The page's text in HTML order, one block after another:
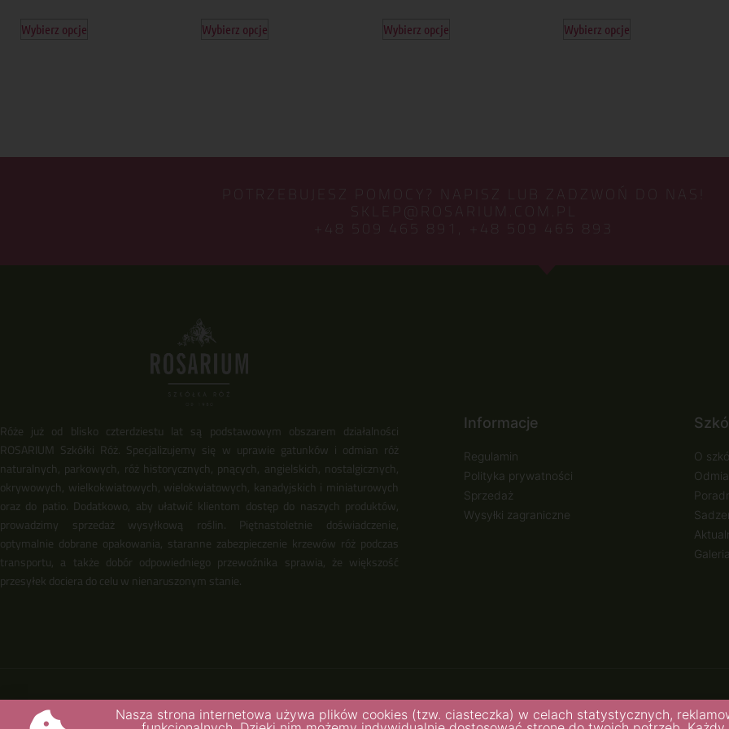
Wybierz opcje Wybierz opcje Wybierz opcje Wybierz opcje
POTRZEBUJESZ POMOCY? NAPISZ LUB ZADZWOŃ DO NAS!
SKLEP@ROSARIUM.COM.PL
+48 509 465 891, +48 509 465 893
Róże już od blisko czterdziestu lat są podstawowym obszarem działalności
ROSARIUM Szkółki Róż. Specjalizujemy się w uprawie gatunków i odmian róż
naturalnych, parkowych, róż historycznych, pnących, angielskich, nostalgicznych,
okrywowych, wielkokwiatowych, wielokwiatowych, kanadyjskich i miniaturowych
oraz do patio. Dodatkowo, aby ułatwić klientom dostęp do naszych produktów,
prowadzimy sprzedaż wysyłkową roślin. Piętnastoletnie doświadczenie,
optymalnie dobrane opakowania, staranne zabezpieczenie krzewów róż podczas
transportu, a także dobór odpowiedniego przewoźnika sprawia, że większość
przesyłek dociera do celu w nienaruszonym stanie.
Informacje
Regulamin
Polityka prywatności
Sprzedaż
Wysyłki zagraniczne
O
© 2020. fotografie: Tomasz Ciesielski - bankfoto.net, Teresa Święcicka, Mariusz
Ilkiewicz, Krzysztof Chodun Kopiowanie tekstów i zdjęć bez zgody autorów
Nasza strona internetowa używa plików cookies (tzw. ciasteczka) w celach statystycznych,